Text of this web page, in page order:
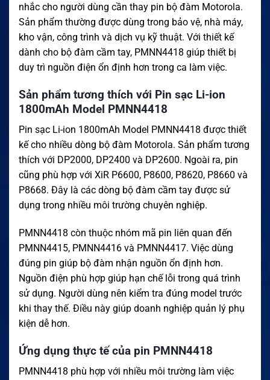
nhắc cho người dùng cần thay pin bộ đàm Motorola.
Sản phẩm thường được dùng trong bảo vệ, nhà máy,
kho vận, công trình và dịch vụ kỹ thuật. Với thiết kế
dành cho bộ đàm cầm tay, PMNN4418 giúp thiết bị
duy trì nguồn điện ổn định hơn trong ca làm việc.
Sản phẩm tương thích với Pin sạc Li-ion
1800mAh Model PMNN4418
Pin sạc Li-ion 1800mAh Model PMNN4418 được thiết
kế cho nhiều dòng bộ đàm Motorola. Sản phẩm tương
thích với DP2000, DP2400 và DP2600. Ngoài ra, pin
cũng phù hợp với XiR P6600, P8600, P8620, P8660 và
P8668. Đây là các dòng bộ đàm cầm tay được sử
dụng trong nhiều môi trường chuyên nghiệp.
PMNN4418 còn thuộc nhóm mã pin liên quan đến
PMNN4415, PMNN4416 và PMNN4417. Việc dùng
đúng pin giúp bộ đàm nhận nguồn ổn định hơn.
Nguồn điện phù hợp giúp hạn chế lỗi trong quá trình
sử dụng. Người dùng nên kiểm tra đúng model trước
khi thay thế. Điều này giúp doanh nghiệp quản lý phụ
kiện dễ hơn.
Ứng dụng thực tế của pin PMNN4418
PMNN4418 phù hợp với nhiều môi trường làm việc